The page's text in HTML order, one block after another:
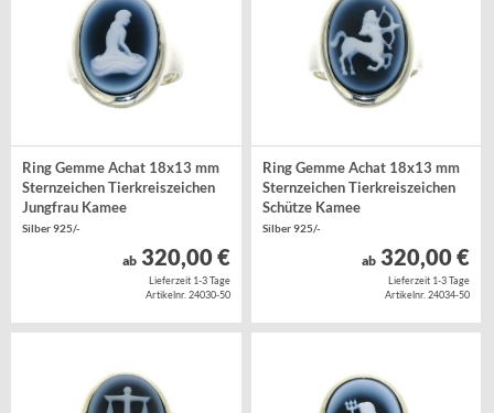
Ring Gemme Achat 18x13 mm
Sternzeichen Tierkreiszeichen
Jungfrau Kamee
Silber 925/-
ab320,00 €
Lieferzeit 1-3 Tage
Artikelnr. 24030-50
Ring Gemme Achat 18x13 mm
Sternzeichen Tierkreiszeichen
Schütze Kamee
Silber 925/-
ab 320,00 €
Lieferzeit 1-3 Tage
Artikelnr. 24034-50